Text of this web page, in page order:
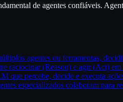
de agentes confiáveis.
agentes ou ferramentas,
raciocinar (Reason) e agir (Act)
que percebe, decide e executa
especializados colaboram para